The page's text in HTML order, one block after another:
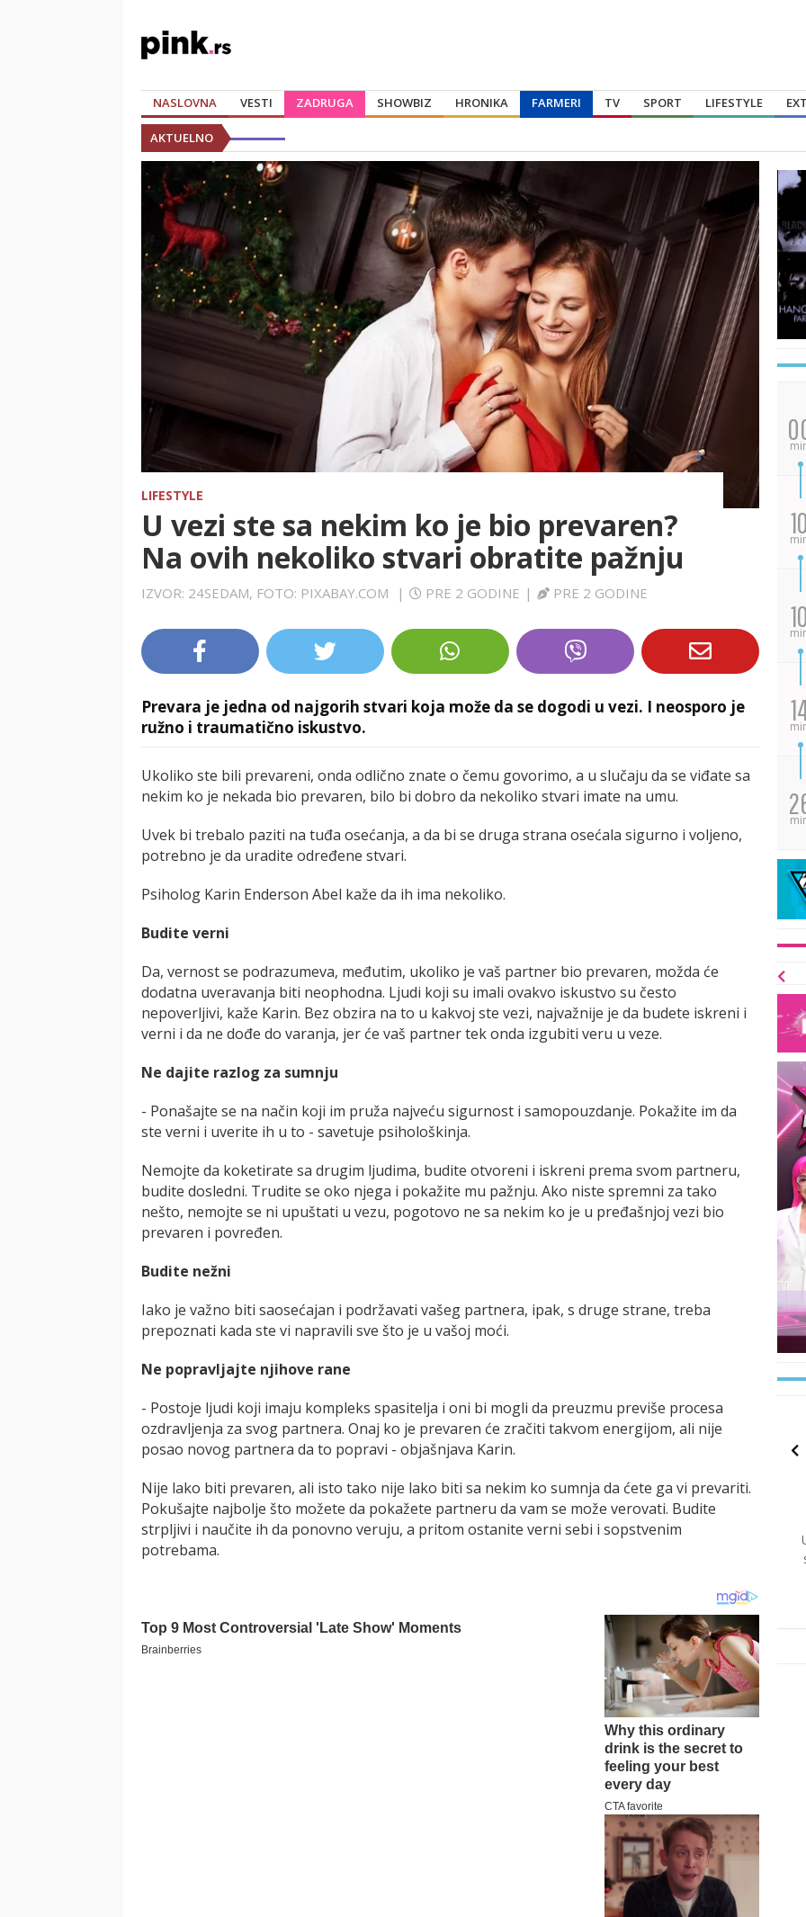
NASLOVNA VESTI ZADRUGA SHOWBIZ HRONIKA FARMERI TV SPORT LIFESTYLE
AKTUELNO
LIFESTYLE
U vezi ste sa nekim ko je bio prevaren?
Na ovih nekoliko stvari obratite pažnju
IZVOR: 24SEDAM, FOTO: PIXABAY.COM | PRE 2 GODINE | PRE 2 GODINE
Prevara je jedna od najgorih stvari koja može da se dogodi u vezi. I neosporo je
ružno i traumatično iskustvo.
Ukoliko ste bili prevareni, onda odlično znate o čemu govorimo, a u slučaju da se viđate sa
nekim ko je nekada bio prevaren, bilo bi dobro da nekoliko stvari imate na umu.
Uvek bi trebalo paziti na tuđa osećanja, a da bi se druga strana osećala sigurno i voljeno,
potrebno je da uradite određene stvari.
Psiholog Karin Enderson Abel kaže da ih ima nekoliko.
Budite verni
Da, vernost se podrazumeva, međutim, ukoliko je vaš partner bio prevaren, možda će
dodatna uveravanja biti neophodna. Ljudi koji su imali ovakvo iskustvo su često
nepoverljivi, kaže Karin. Bez obzira na to u kakvoj ste vezi, najvažnije je da budete iskreni i
verni i da ne dođe do varanja, jer će vaš partner tek onda izgubiti veru u veze.
Ne dajite razlog za sumnju
- Ponašajte se na način koji im pruža najveću sigurnost i samopouzdanje. Pokažite im da
ste verni i uverite ih u to - savetuje psihološkinja.
Nemojte da koketirate sa drugim ljudima, budite otvoreni i iskreni prema svom partneru,
budite dosledni. Trudite se oko njega i pokažite mu pažnju. Ako niste spremni za tako
nešto, nemojte se ni upuštati u vezu, pogotovo ne sa nekim ko je u pređašnjoj vezi bio
prevaren i povređen.
Budite nežni
Iako je važno biti saosećajan i podržavati vašeg partnera, ipak, s druge strane, treba
prepoznati kada ste vi napravili sve što je u vašoj moći.
Ne popravljajte njihove rane
- Postoje ljudi koji imaju kompleks spasitelja i oni bi mogli da preuzmu previše procesa
ozdravljenja za svog partnera. Onaj ko je prevaren će zračiti takvom energijom, ali nije
posao novog partnera da to popravi - objašnjava Karin.
Nije lako biti prevaren, ali isto tako nije lako biti sa nekim ko sumnja da ćete ga vi prevariti.
Pokušajte najbolje što možete da pokažete partneru da vam se može verovati. Budite
strpljivi i naučite ih da ponovno veruju, a pritom ostanite verni sebi i sopstvenim
potrebama.
10
10